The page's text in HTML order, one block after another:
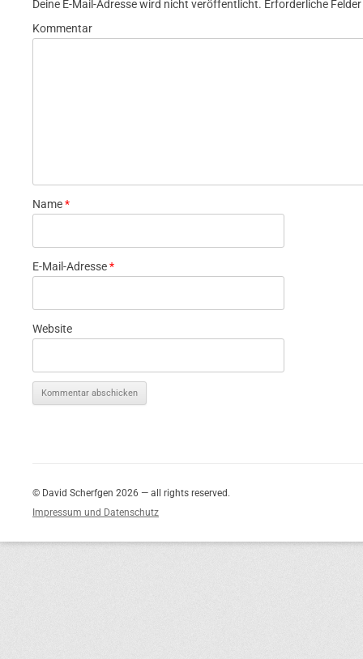
Deine E-Mail-Adresse wird nicht veröffentlicht. Erforderliche
Kommentar
Name*
E-Mail-Adresse*
Website
© David Scherfgen 2026 — all rights reserved.
Impressum und Datenschutz